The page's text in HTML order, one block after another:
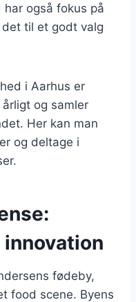
har også fokus på
til et godt valg
i Aarhus er
og samler
Her kan man
og deltage i
fødeby,
food scene. Byens